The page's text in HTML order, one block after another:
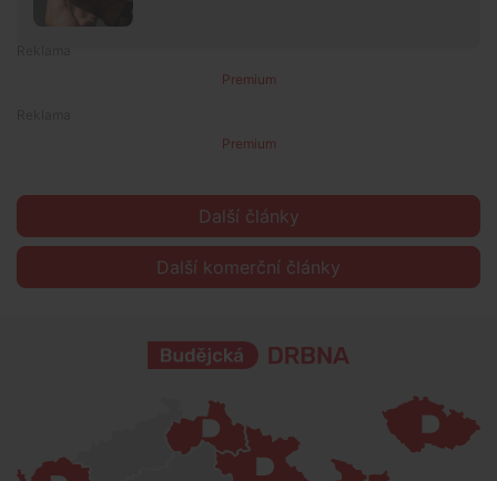
Premium
Premium
Další články
Další komerční články